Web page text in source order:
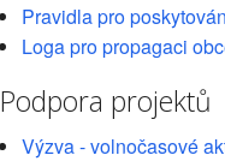
Pravidla pro
Loga pro propagaci
Podpora projektů
Výzva - volnočasové